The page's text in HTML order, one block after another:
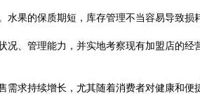
水果的保质期短，库存管理不当容易导致
况、管理能力，并实地考察现有加盟店的经
需求持续增长，尤其随着消费者对健康和